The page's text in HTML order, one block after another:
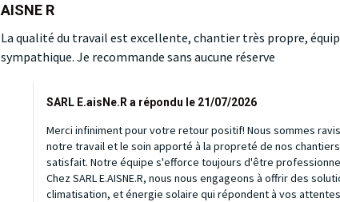
AISNE R
La qualité du travail est excellente, chantier très propre,
sympathique. Je recommande sans aucune réserve
SARL E.aisNe.R a répondu le 21/07/2026
Merci infiniment pour votre retour positif! Nous sommes
notre travail et le soin apporté à la propreté de nos
satisfait. Notre équipe s'efforce toujours d'être
Chez SARL E.AISNE.R, nous nous engageons à offrir des
climatisation, et énergie solaire qui répondent à vos